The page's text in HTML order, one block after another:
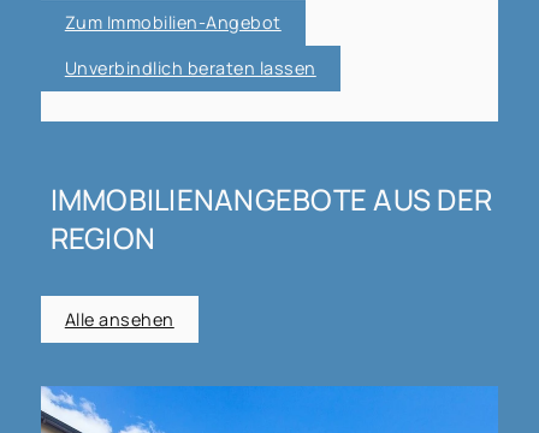
Zum Immobilien-Angebot
Unverbindlich beraten lassen
IMMOBILIENANGEBOTE AUS DER
REGION
Alle ansehen